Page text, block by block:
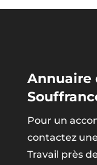
Annuaire
Pour un
contactez
Travail près